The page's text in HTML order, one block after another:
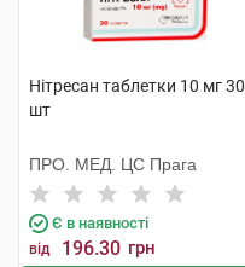
Нітресан таблетки 10 мг 30
шт
ПРО. МЕД. ЦС Прага
Є в наявності
від 196.30 грн